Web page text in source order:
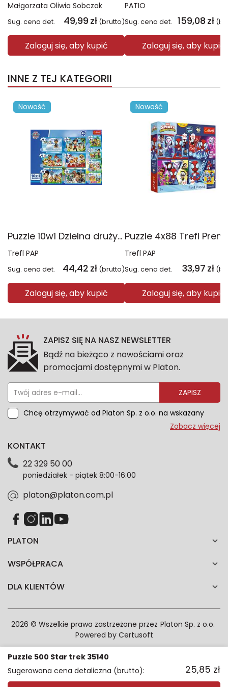
Małgorzata Oliwia Sobczak
Sug. cena det. 49,99 zł (brutto)
Zaloguj się, aby kupić
PATIO
Sug. cena det. 159,08 zł
Zaloguj się, aby kupić
INNE Z TEJ KATEGORII
Nowość
Puzzle 10w1 Dzielna drużyna Psiego Patrolu 96012
Trefl PAP
Sug. cena det. 44,42 zł (brutto)
Zaloguj się, aby kupić
Nowość
Trefl PAP
Sug. cena det. 33,97 zł
Zaloguj się, aby kupić
Puzzle 500 Star trek 35140
Sugerowana cena detaliczna (brutto):
25,85 zł
ZAPISZ SIĘ NA NASZ NEWSLETTER
Bądź na bieżąco z nowościami oraz
promocjami dostępnymi w Platon.
ZAPISZ
Chcę otrzymywać od Platon Sp. z o.o. na wskazany
przeze mnie adres e-mail informacje marketingowe
dotyczące danych osobowych znajdziesz w naszej
każdym czasie. Wycofanie zgody nie wpłynie na
zgodność z prawem przetwarzania dokonanego przed
Zobacz więcej
PLATON
WSPÓŁPRACA
DLA KLIENTÓW
KONTAKT
22 329 50 00
poniedziałek - piątek 8:00-16:00
platon@platon.com.pl
2026 © Wszelkie prawa zastrzeżone przez Platon Sp. z o.o.
Powered by Certusoft